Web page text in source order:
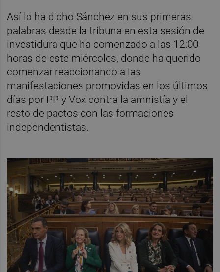
Así lo ha dicho Sánchez en sus primeras
palabras desde la tribuna en esta sesión de
investidura que ha comenzado a las 12:00
horas de este miércoles, donde ha querido
comenzar reaccionando a las
manifestaciones promovidas en los últimos
días por PP y Vox contra la amnistía y el
resto de pactos con las formaciones
independentistas.